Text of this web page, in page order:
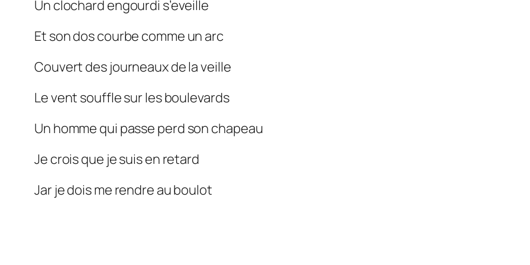
Un clochard engourdi s’eveille
Et son dos courbe comme un arc
Couvert des journeaux de la veille
Le vent souffle sur les boulevards
Un homme qui passe perd son chapeau
Je crois que je suis en retard
Jar je dois me rendre au boulot